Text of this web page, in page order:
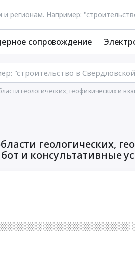
сопровождение
геологических, геофизических и
геологических,
и консультативные
░░░░░░░░░░░░░░░░